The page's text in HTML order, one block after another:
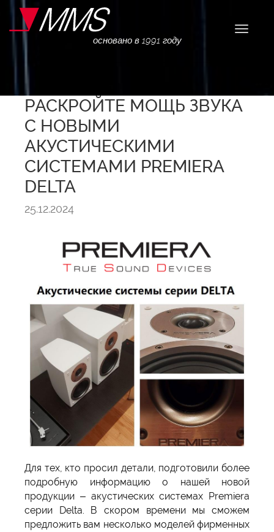
основано в 1991 году
РАСКРОЙТЕ МОЩЬ ЗВУКА
С НОВЫМИ
АКУСТИЧЕСКИМИ
СИСТЕМАМИ PREMIERA
DELTA
25.12.2024
Для тех, кто просил детали, подготовили более
подробную информацию о нашей новой
продукции – акустических системах Premiera
серии Delta. В скором времени мы сможем
предложить вам несколько моделей фирменных